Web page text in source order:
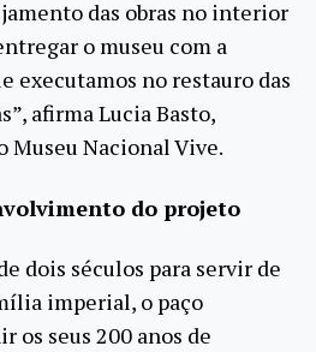
das obras no interior
o museu com a
executamos no restauro das
afirma Lucia Basto,
Museu Nacional Vive.
do projeto
dois séculos para servir de
imperial, o paço
os seus 200 anos de